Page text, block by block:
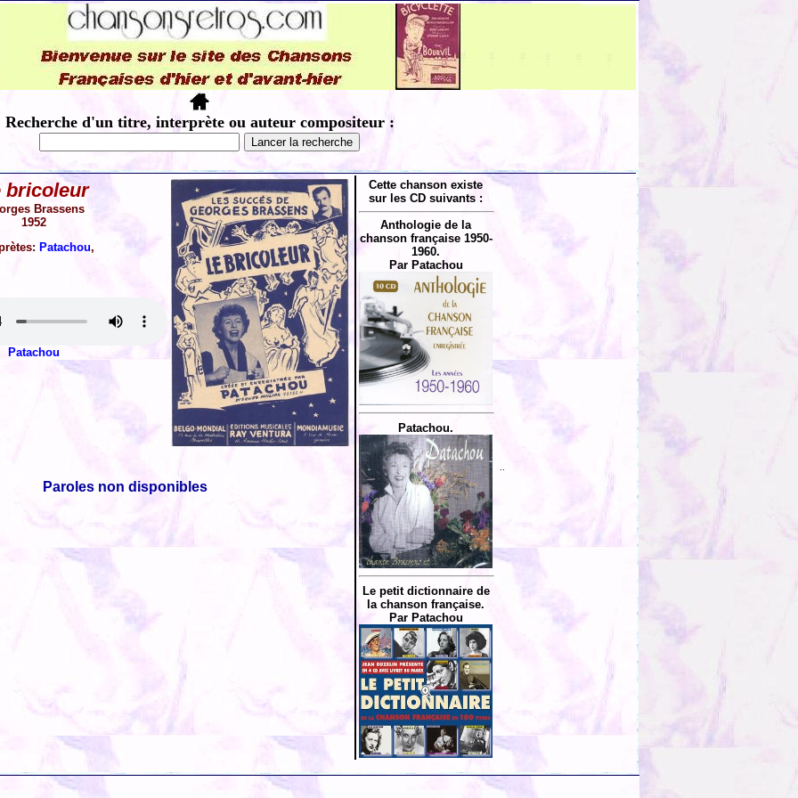
Recherche d'un titre, interprète ou auteur compositeur :
bricoleur
Brassens
1952
Patachou,
Patachou
Paroles non disponibles
Cette chanson existe
sur les CD suivants :
Anthologie de la
chanson française 1950-
1960.
Par Patachou
Patachou.
Le petit dictionnaire de
la chanson française.
Par Patachou